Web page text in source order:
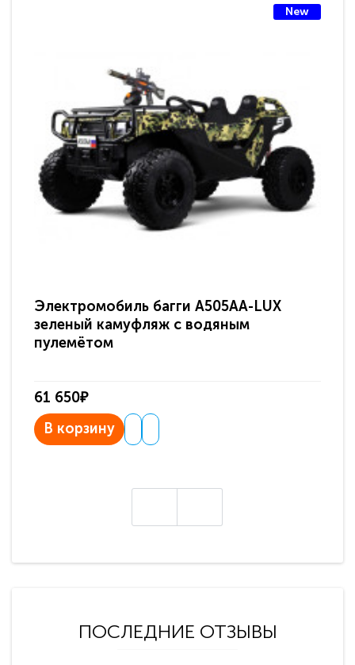
New
Электромобиль багги A505AA-LUX
зеленый камуфляж с водяным
пулемётом
61 650₽
В корзину
ПОСЛЕДНИЕ ОТЗЫВЫ